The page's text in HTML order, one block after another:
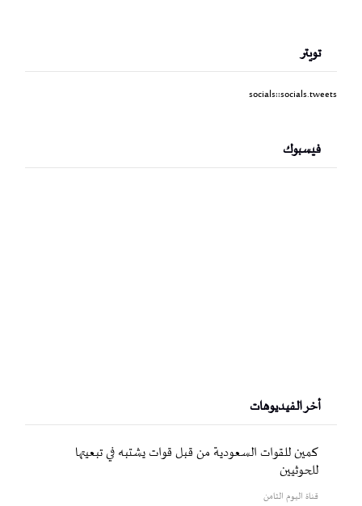
تويتر
socials::socials.tweets
فيسبوك
أخر الفيديوهات
كمين للقوات السعودية من قبل قوات يشتبه في تبعيتها
للحوثيين
قناة اليوم الثامن